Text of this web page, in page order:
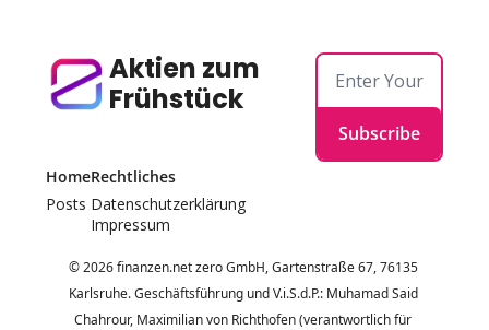
Aktien zum
Frühstück
Subscribe
Home
Posts
Rechtliches
Datenschutzerklärung
Impressum
© 2026 finanzen.net zero GmbH, Gartenstraße 67, 76135
Karlsruhe. Geschäftsführung und V.i.S.d.P.: Muhamad Said
Chahrour, Maximilian von Richthofen (verantwortlich für